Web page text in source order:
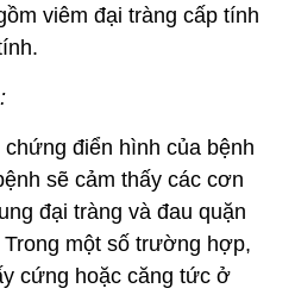
viêm đại tràng cấp tính
điển hình của bệnh
sẽ cảm thấy các cơn
đại tràng và đau quặn
một số trường hợp,
cứng hoặc căng tức ở